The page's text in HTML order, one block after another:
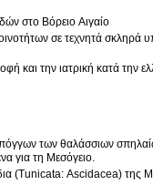
στο Βόρειο Αιγαίο
σε τεχνητά
και την ιατρική κατά την
των θαλάσσιων
για τη Μεσόγειο.
(Tunicata: Ascidacea) της